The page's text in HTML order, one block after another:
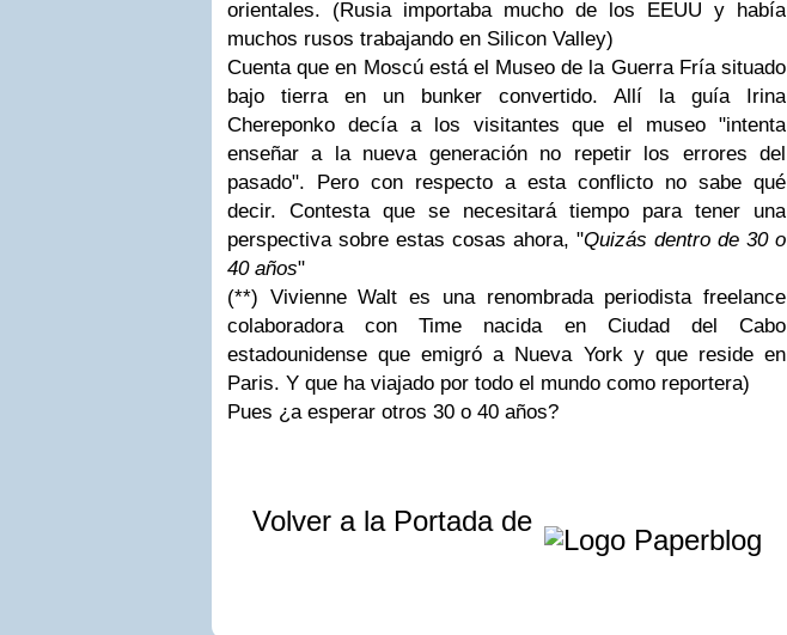
orientales. (Rusia importaba mucho de los EEUU y había
muchos rusos trabajando en Silicon Valley)
Cuenta que en Moscú está el Museo de la Guerra Fría situado
bajo tierra en un bunker convertido. Allí la guía Irina
Chereponko decía a los visitantes que el museo "intenta
enseñar a la nueva generación no repetir los errores del
pasado". Pero con respecto a esta conflicto no sabe qué
decir. Contesta que se necesitará tiempo para tener una
perspectiva sobre estas cosas ahora, "Quizás dentro de 30 o
40 años"
(**) Vivienne Walt es una renombrada periodista freelance
colaboradora con Time nacida en Ciudad del Cabo
estadounidense que emigró a Nueva York y que reside en
Paris. Y que ha viajado por todo el mundo como reportera)
Pues ¿a esperar otros 30 o 40 años?
Volver a la Portada de